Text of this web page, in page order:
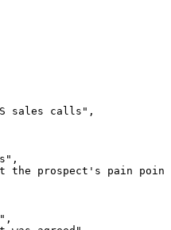
sales calls",
the prospect's pain